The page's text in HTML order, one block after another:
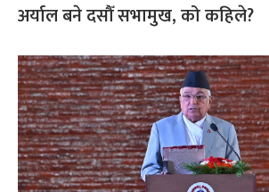
अर्याल बने दसौँ सभामुख, को कहिले?